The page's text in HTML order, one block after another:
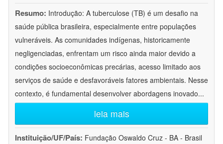
Resumo: Introdução: A tuberculose (TB) é um desafio na
saúde pública brasileira, especialmente entre populações
vulneráveis. As comunidades indígenas, historicamente
negligenciadas, enfrentam um risco ainda maior devido a
condições socioeconômicas precárias, acesso limitado aos
serviços de saúde e desfavoráveis fatores ambientais. Nesse
contexto, é fundamental desenvolver abordagens inovado...
leia mais
Instituição/UF/País: Fundação Oswaldo Cruz - BA - Brasil